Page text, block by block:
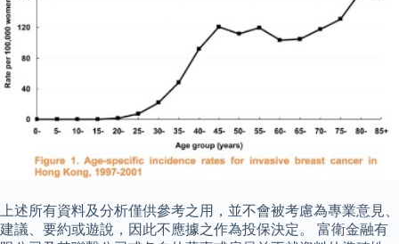
上述所有資料及分析僅供參考之用，並不會被考慮為專業意見、
建議、要約或遊說，因此不應據之作為投保決定。 富衛金融有